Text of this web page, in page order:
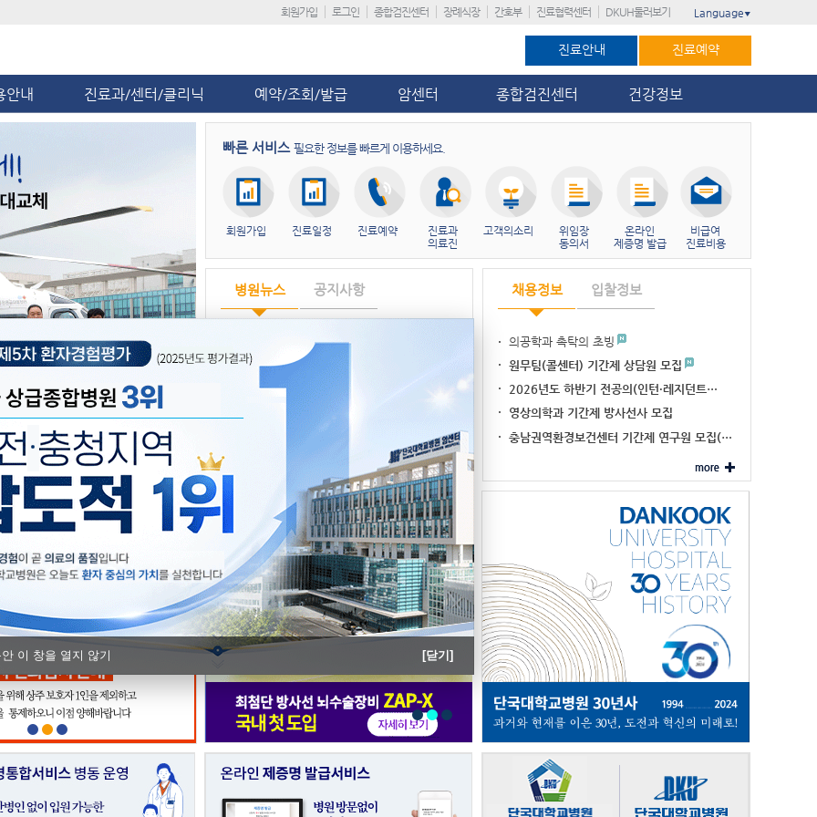
회원가입 로그인 종합검진센터 장례식장 간호부 진료협력센터 DKUH둘러보기 Language ▼
진료안내 진료예약
안내 진료과/센터/클리닉 예약/조회/발급 암센터 종합검진센터 건강정보
이 창을 열지 않기 [닫기]
빠른 서비스 필요한 정보를 빠르게 이용하세요.
회원가입 진료일정 진료예약
진료과
의료진
고객의소리
위임장
동의서
온라인
제증명 발급
비급여
진료비용
채용정보
의공학과 촉탁의 초빙
원무팀(콜센터) 기간제 상담원 모집
2026년도 하반기 전공의(인턴·레지던트…
영상의학과 기간제 방사선사 모집
충남권역환경보건센터 기간제 연구원 모집(…
입찰정보
병원뉴스
제5차 환자경험평가 ‘전국 상급종합병원 3위, 대전…
단국대병원, ‘급성기뇌졸중 적정성 평가’ 11회 연…
단국대병원 충남지역암센터, ‘해외이주민 암관리 네비…
단국대병원, 충남Ⅰ권역 모자의료 진료협력 대표기관 …
충남지역암센터, 지역 실무자 대상 '내시경 세척·…
공지사항